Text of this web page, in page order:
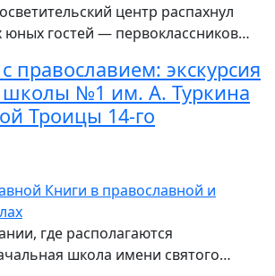
центр распахнул
юных гостей — первоклассников…
православием: экскурсия
школы №1 им. А. Туркина
Троицы 14-го
где располагаются
школа имени святого…